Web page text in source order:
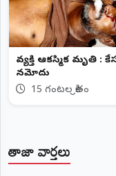
వ్యక్తి ఆకస్మిక మృతి :
నమోదు
15 గంటల క్రితం
తాజా వార్తలు